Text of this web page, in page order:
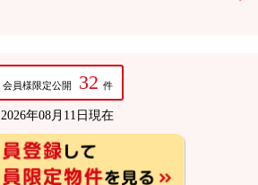
会員様限定公開 32 件
2026年08月11日現在